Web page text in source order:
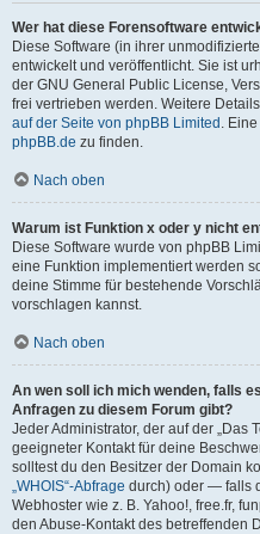
Wer hat diese Forensoftware
Diese Software (in ihrer
entwickelt und veröffentlicht. Sie ist
der GNU General Public License,
frei vertrieben werden. Weitere
auf der Seite von phpBB Limited .
phpBB.de zu finden.
Nach oben
Warum ist Funktion x oder y nicht
Diese Software wurde von phpBB
eine Funktion implementiert werden
deine Stimme für bestehende
vorschlagen kannst.
Nach oben
An wen soll ich mich wenden, falls
Anfragen zu diesem Forum gibt?
Jeder Administrator, der auf der „Das
geeigneter Kontakt für deine
solltest du den Besitzer der Domain
„WHOIS“-Abfrage durch) oder — falls
Webhoster wie z. B. Yahoo!, free.fr,
den Abuse-Kontakt des betreffenden